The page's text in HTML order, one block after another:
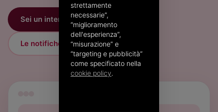
Sei un intermediario?
Le notifiche di stato SDI
strettamente
necessarie”,
“miglioramento
dell'esperienza”,
“misurazione” e
“targeting e pubblicità”
come specificato nella
cookie policy.